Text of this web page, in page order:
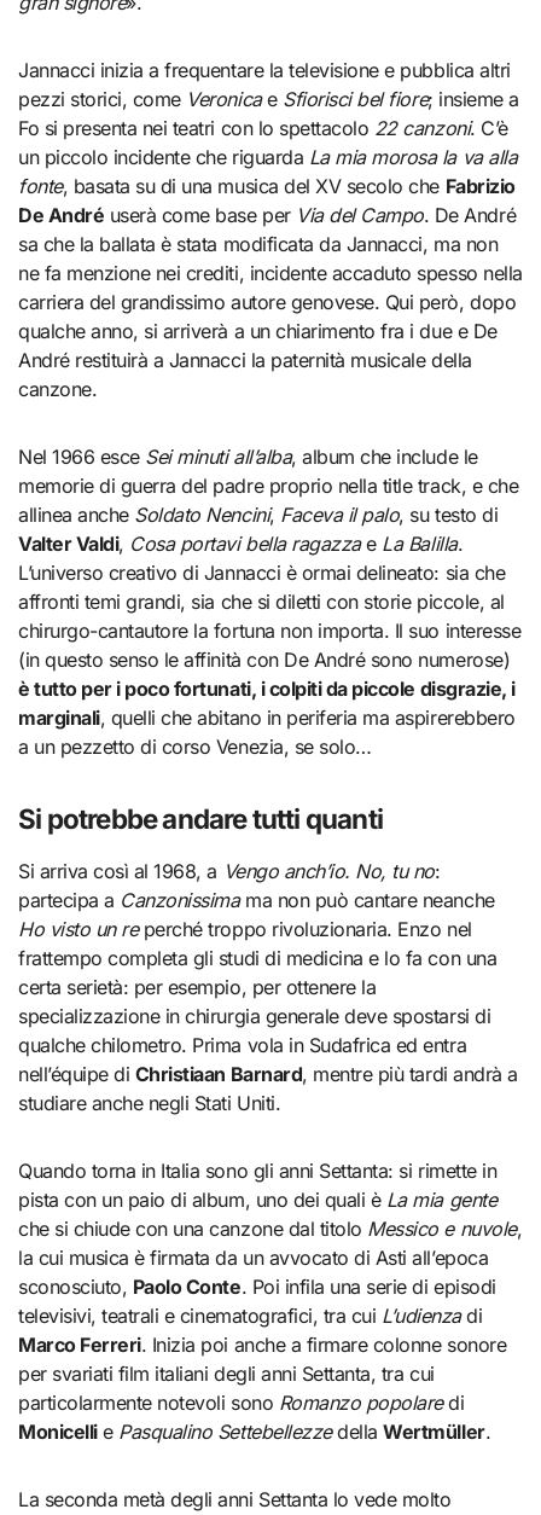
Jannacci inizia a frequentare la televisione e pubblica altri
pezzi storici, come Veronicae Sfiorisci bel fiore; insieme a
Fo si presenta nei teatri con lo spettacolo 22 canzoni. C’è
un piccolo incidente che riguarda La mia morosa la va alla
fonte, basata su di una musica del XV secolo che Fabrizio
De André userà come base per Via del Campo. De André
sa che la ballata è stata modificata da Jannacci, ma non
ne fa menzione nei crediti, incidente accaduto spesso nella
carriera del grandissimo autore genovese. Qui però, dopo
qualche anno, si arriverà a un chiarimento fra i due e De
André restituirà a Jannacci la paternità musicale della
canzone.
Nel 1966 esce Sei minuti all’alba, album che include le
memorie di guerra del padre proprio nella title track, e che
allinea anche Soldato Nencini, Faceva il palo, su testo di
Valter Valdi, Cosa portavi bella ragazzae La Balilla.
L’universo creativo di Jannacci è ormai delineato: sia che
affronti temi grandi, sia che si diletti con storie piccole, al
chirurgo-cantautore la fortuna non importa. Il suo interesse
(in questo senso le affinità con De André sono numerose)
è tutto per i poco fortunati, i colpiti da piccole disgrazie, i
marginali, quelli che abitano in periferia ma aspirerebbero
a un pezzetto di corso Venezia, se solo…
Si potrebbe andare tutti quanti
Si arriva così al 1968, a Vengo anch’io. No, tu no:
partecipa a Canzonissimama non può cantare neanche
Ho visto un reperché troppo rivoluzionaria. Enzo nel
frattempo completa gli studi di medicina e lo fa con una
certa serietà: per esempio, per ottenere la
specializzazione in chirurgia generale deve spostarsi di
qualche chilometro. Prima vola in Sudafrica ed entra
nell’équipe di Christiaan Barnard, mentre più tardi andrà a
studiare anche negli Stati Uniti.
Quando torna in Italia sono gli anni Settanta: si rimette in
pista con un paio di album, uno dei quali è La mia gente
che si chiude con una canzone dal titolo Messico e nuvole,
la cui musica è firmata da un avvocato di Asti all’epoca
sconosciuto, Paolo Conte. Poi infila una serie di episodi
televisivi, teatrali e cinematografici, tra cui L’udienzadi
Marco Ferreri. Inizia poi anche a firmare colonne sonore
per svariati film italiani degli anni Settanta, tra cui
particolarmente notevoli sono Romanzo popolaredi
Monicellie Pasqualino SettebellezzedellaWertmüller.
La seconda metà degli anni Settanta lo vede molto